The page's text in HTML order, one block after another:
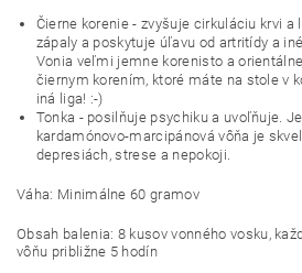
Čierne korenie - zvyšuje cirkuláciu krvi
zápaly a poskytuje úľavu od artritídy a
Vonia veľmi jemne korenisto a
čiernym korením, ktoré máte na stole v
iná liga! :-)
Tonka - posilňuje psychiku a uvoľňuje.
kardamónovo-marcipánová vôňa je
depresiách, strese a nepokoji.
Váha: Minimálne 60 gramov
Obsah balenia: 8 kusov vonného vosku,
vôňu približne 5 hodín